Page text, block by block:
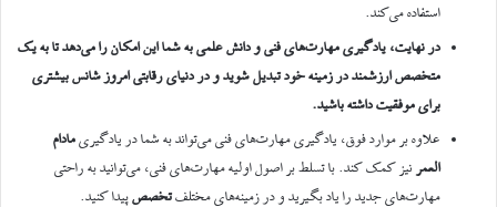
استفاده می‌کند.
در نهایت، یادگیری مهارت‌های فنی و دانش علمی به شما این امکان را می‌دهد تا به یک
متخصص ارزشمند در زمینه خود تبدیل شوید و در دنیای رقابتی امروز شانس بیشتری
برای موفقیت داشته باشید.
علاوه بر موارد فوق، یادگیری مهارت‌های فنی می‌تواند به شما در یادگیریمادام
العمر نیز کمک کند. با تسلط بر اصول اولیه مهارت‌های فنی، می‌توانید به راحتی
مهارت‌های جدید را یاد بگیرید و در زمینه‌های مختلفتخصصپیدا کنید.